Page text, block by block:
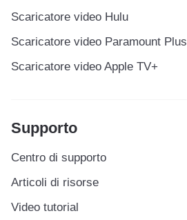
Scaricatore video Hulu
Scaricatore video Paramount Plus
Scaricatore video Apple TV+
Supporto
Centro di supporto
Articoli di risorse
Video tutorial